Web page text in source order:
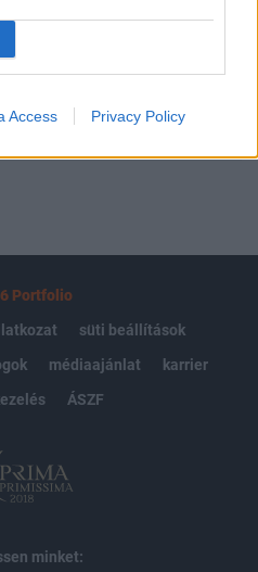
Access Privacy Policy
BEJELENTKEZÉS
Portfolio
süti beállítások
médiaajánlat
karrier
ÁSZF
minket: